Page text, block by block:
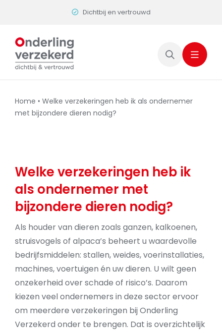
Dichtbij en vertrouwd
Home • Welke verzekeringen heb ik als ondernemer
met bijzondere dieren nodig?
Welke verzekeringen heb ik
als ondernemer met
bijzondere dieren nodig?
Als houder van dieren zoals ganzen, kalkoenen,
struisvogels of alpaca’s beheert u waardevolle
bedrijfsmiddelen: stallen, weides, voerinstallaties,
machines, voertuigen én uw dieren. U wilt geen
onzekerheid over schade of risico’s. Daarom
kiezen veel ondernemers in deze sector ervoor
om meerdere verzekeringen bij Onderling
Verzekerd onder te brengen. Dat is overzichtelijk